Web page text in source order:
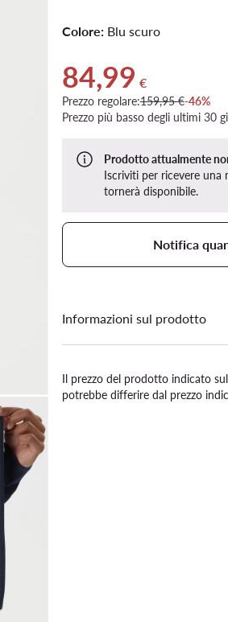
Colore:Blu scuro
Prezzo attuale 84,99 €
84,99 €
Prezzo regolare:159,95 €-46%
Prezzo più basso degli ultimi 30
Prodotto attualmente
Iscriviti per ricevere
tornerà disponibile.
Notifica
Informazioni sul prodotto
Il prezzo del prodotto indicato
potrebbe differire dal prezzo